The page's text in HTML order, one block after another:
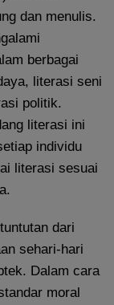
dan menulis.
berbagai
literasi seni
politik.
literasi ini
individu
literasi sesuai
dari
sehari-hari
Dalam cara
moral